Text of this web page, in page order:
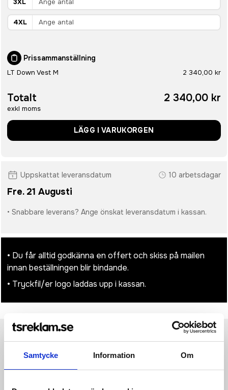
Samtycke Information Om
3XL
4XL
Prissammanställning
LT Down Vest M 2 340,00 kr
Totalt
exkl moms
2 340,00 kr
LÄGG I VARUKORGEN
Uppskattat leveransdatum 10 arbetsdagar
Fre. 21 Augusti
• Snabbare leverans? Ange önskat leveransdatum i kassan.
• Du får alltid godkänna en offert och skiss på mailen
innan beställningen blir bindande.
• Tryckfil/er logo laddas upp i kassan.
Light Down Vest är en lätt och varm dunväst som ger skön